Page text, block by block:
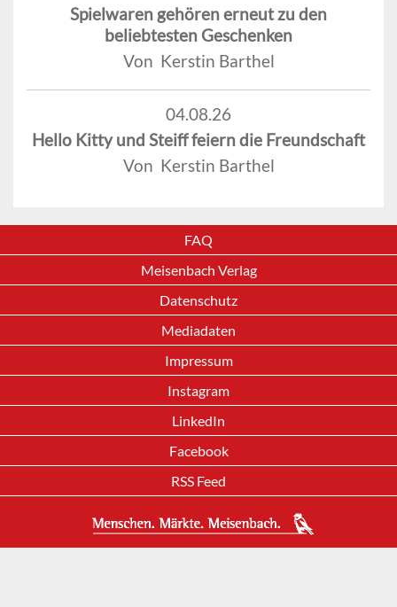
Spielwaren gehören erneut zu den
beliebtesten Geschenken
Von Kerstin Barthel
04.08.26
Hello Kitty und Steiff feiern die Freundschaft
Von Kerstin Barthel
FAQ
Meisenbach Verlag
Datenschutz
Mediadaten
Impressum
Instagram
LinkedIn
Facebook
RSS Feed